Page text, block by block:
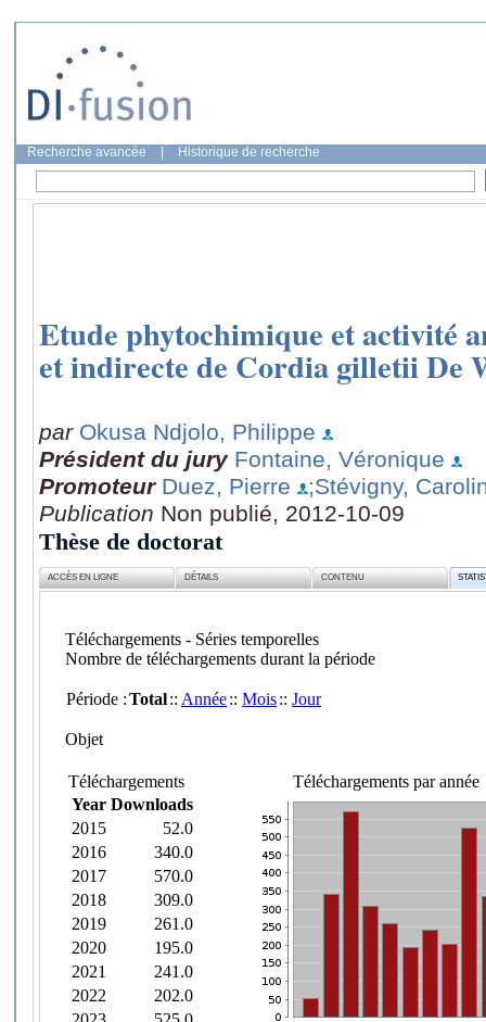
Recherche avancée Historique de recherche
Etude phytochimique et activité
et indirecte de Cordia gilletii De
par Okusa Ndjolo, Philippe
Président du jury Fontaine, Véronique
Promoteur Duez, Pierre
;Stévigny,
Publication Non publié, 2012-10-09
Thèse de doctorat
ACCÈS EN LIGNE DÉTAILS CONTENU